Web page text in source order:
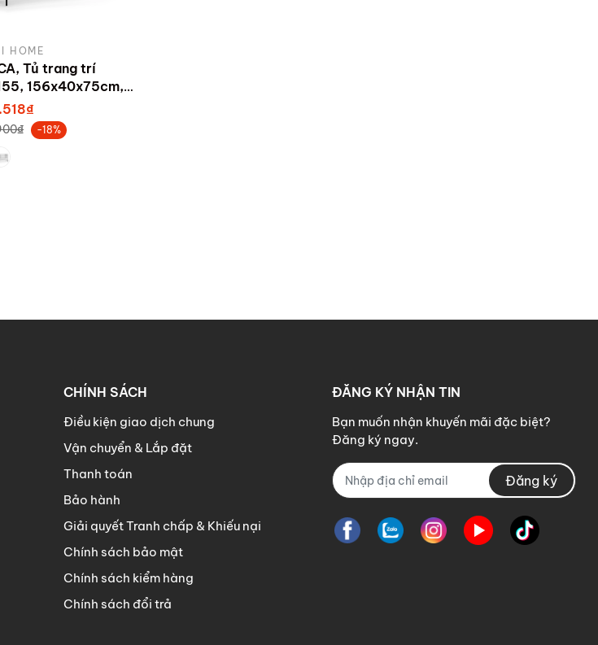
HOME
Tủ trang trí
156x40x75cm,
bởi Scandi Home
-18%
CHÍNH SÁCH
Điều kiện giao dịch chung
Vận chuyển & Lắp đặt
Thanh toán
Bảo hành
Giải quyết Tranh chấp & Khiếu nại
Chính sách bảo mật
Chính sách kiểm hàng
Chính sách đổi trả
ĐĂNG KÝ NHẬN TIN
Bạn muốn nhận khuyến mãi đặc biệt?
Đăng ký ngay.
Đăng ký